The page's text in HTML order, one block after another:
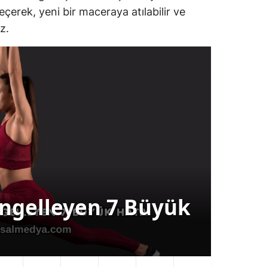
yeni bir maceraya atılabilir ve
İçin Rehber